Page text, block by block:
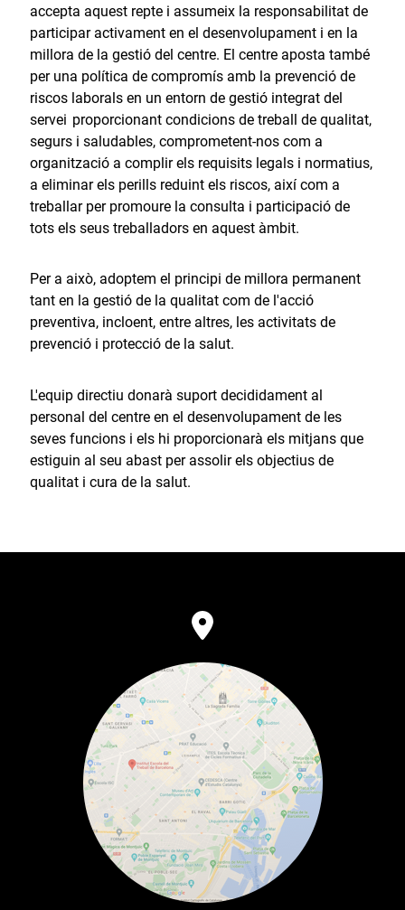
accepta aquest repte i assumeix la responsabilitat de
participar activament en el desenvolupament i en la
millora de la gestió del centre. El centre aposta també
per una política de compromís amb la prevenció de
riscos laborals en un entorn de gestió integrat del
servei proporcionant condicions de treball de qualitat,
segurs i saludables, comprometent-nos com a
organització a complir els requisits legals i normatius,
a eliminar els perills reduint els riscos, així com a
treballar per promoure la consulta i participació de
tots els seus treballadors en aquest àmbit.
Per a això, adoptem el principi de millora permanent
tant en la gestió de la qualitat com de l'acció
preventiva, incloent, entre altres, les activitats de
prevenció i protecció de la salut.
L'equip directiu donarà suport decididament al
personal del centre en el desenvolupament de les
seves funcions i els hi proporcionarà els mitjans que
estiguin al seu abast per assolir els objectius de
qualitat i cura de la salut.